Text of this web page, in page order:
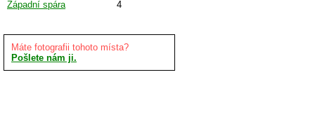
Západní spára
4
Máte fotografii tohoto místa?
Pošlete nám ji.